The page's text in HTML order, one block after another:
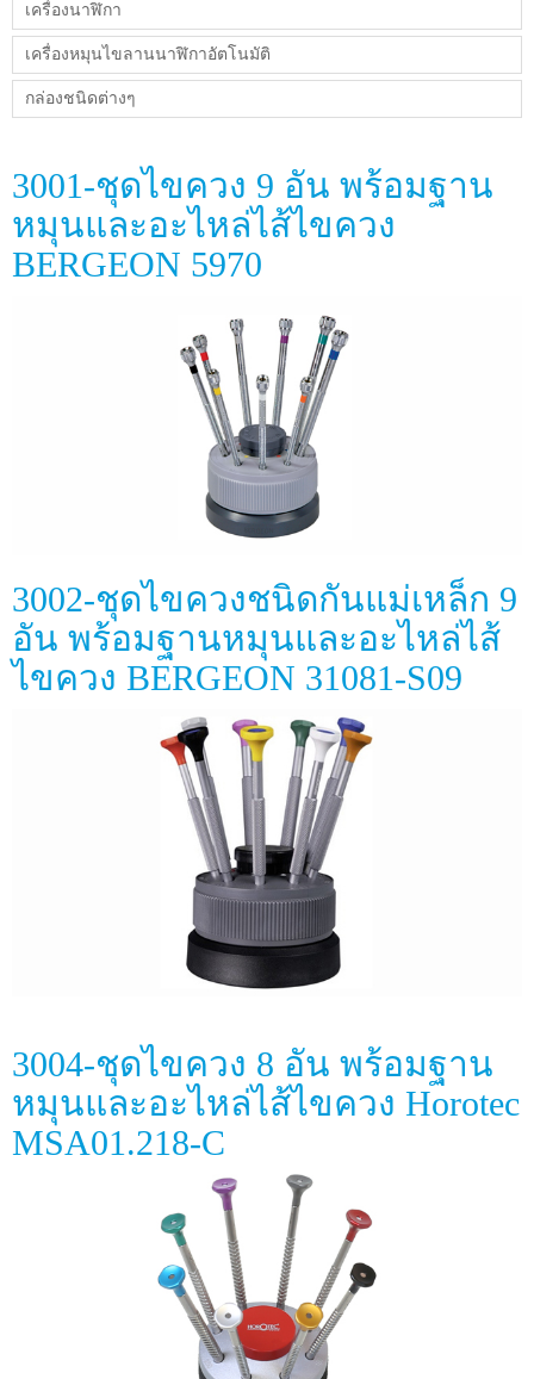
เครื่องนาฬิกา
เครื่องหมุนไขลานนาฬิกาอัตโนมัติ
กล่องชนิดต่างๆ
3001-ชุดไขควง 9 อัน พร้อมฐาน
หมุนและอะไหล่ไส้ไขควง
BERGEON 5970
3002-ชุดไขควงชนิดกันแม่เหล็ก 9
อัน พร้อมฐานหมุนและอะไหล่ไส้
ไขควง BERGEON 31081-S09
3004-ชุดไขควง 8 อัน พร้อมฐาน
หมุนและอะไหล่ไส้ไขควง Horotec
MSA01.218-C